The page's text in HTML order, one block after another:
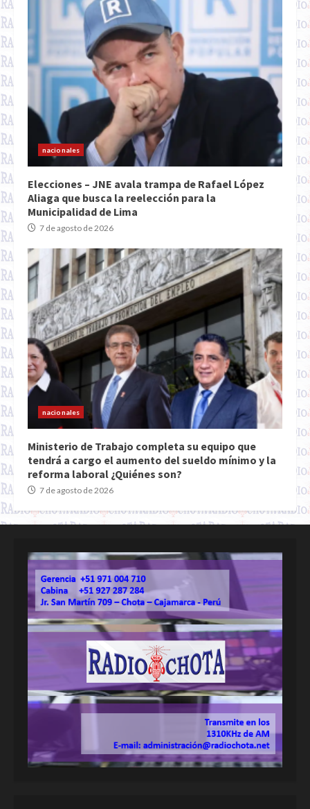
nacionales
Elecciones – JNE avala trampa de Rafael López
Aliaga que busca la reelección para la
Municipalidad de Lima
7 de agosto de 2026
nacionales
Ministerio de Trabajo completa su equipo que
tendrá a cargo el aumento del sueldo mínimo y la
reforma laboral ¿Quiénes son?
7 de agosto de 2026